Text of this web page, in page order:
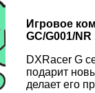
Игровое
GC/G001/NR
DXRacer G
подарит
делает его